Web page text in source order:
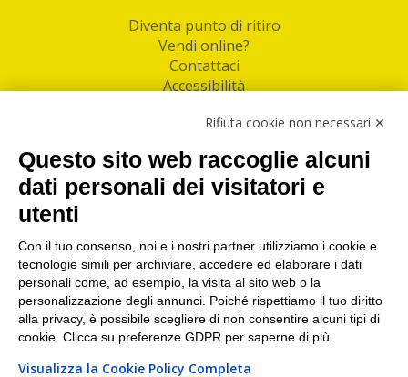
Diventa punto di ritiro
Vendi online?
Contattaci
Accessibilità
Facebook
Linkedin
I nostri punti di ritiro e spedizione pacchi nelle
maggiori città italiane
Torino|Milano|Roma|Bologna|Firenze| Genova
Napoli|Varese
Rifiuta cookie non necessari ✕
Questo sito web raccoglie alcuni
dati personali dei visitatori e
utenti
Con il tuo consenso, noi e i nostri partner utilizziamo i cookie e
tecnologie simili per archiviare, accedere ed elaborare i dati
personali come, ad esempio, la visita al sito web o la
personalizzazione degli annunci. Poiché rispettiamo il tuo diritto
alla privacy, è possibile scegliere di non consentire alcuni tipi di
cookie. Clicca su preferenze GDPR per saperne di più.
Visualizza la Cookie Policy Completa